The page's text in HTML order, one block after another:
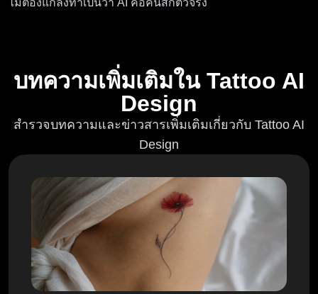
ไม่ต้องแกล้งทำเป็นว่า AI คือคนสักตัวจริง
บทความเพิ่มเติมใน Tattoo AI
Design
สำรวจบทความและข่าวสารเพิ่มเติมเกี่ยวกับ Tattoo AI
Design